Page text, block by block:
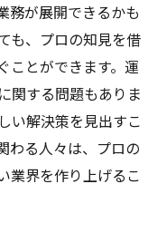
務が展開できるかも
も、プロの知見を借
ことができます。運
関する問題もありま
い解決策を見出すこ
わる人々は、プロの
業界を作り上げるこ